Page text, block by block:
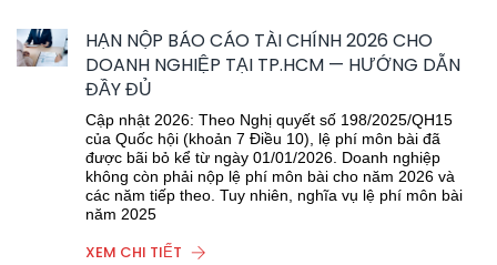
HẠN NỘP BÁO CÁO TÀI CHÍNH 2026 CHO
DOANH NGHIỆP TẠI TP.HCM — HƯỚNG DẪN
ĐẦY ĐỦ
Cập nhật 2026: Theo Nghị quyết số 198/2025/QH15
của Quốc hội (khoản 7 Điều 10), lệ phí môn bài đã
được bãi bỏ kể từ ngày 01/01/2026. Doanh nghiệp
không còn phải nộp lệ phí môn bài cho năm 2026 và
các năm tiếp theo. Tuy nhiên, nghĩa vụ lệ phí môn bài
năm 2025
XEM CHI TIẾT